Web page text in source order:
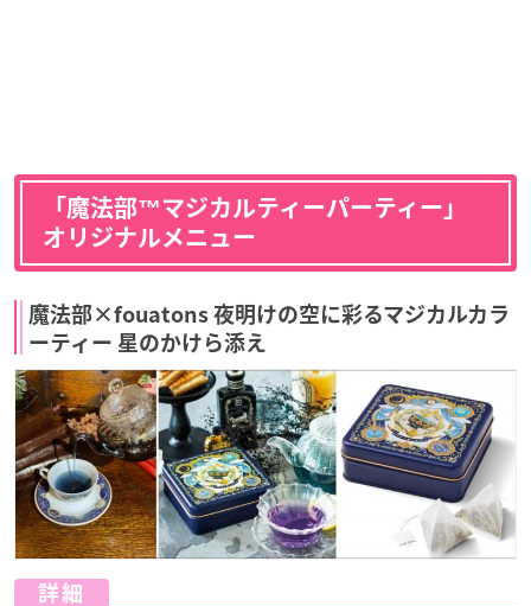
「魔法部™マジカルティーパーティー」
オリジナルメニュー
魔法部×fouatons 夜明けの空に彩るマジカルカラ
ーティー 星のかけら添え
詳細